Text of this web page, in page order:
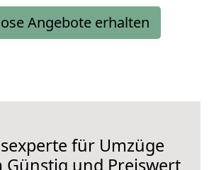
Angebote erhalten
für Umzüge
Günstig und Preiswert